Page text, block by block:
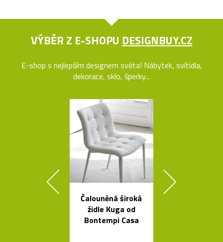
VÝBĚR Z E-SHOPU DESIGNBUY.CZ
E-shop s nejlepším designem světa! Nábytek, svítidla,
dekorace, sklo, šperky...
Čalouněná široká
židle Kuga od
Bontempi Casa